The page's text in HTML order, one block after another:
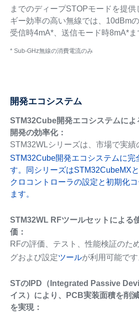
までのディープSTOPモードを提
ギー効率の高い無線では、10dBm
受信時4mA*、送信モード時8mA*ま
* Sub-GHz無線の消費電流のみ
開発エコシステム
STM32Cube開発エコシステムによ
開発の効率化：
STM32WLシリーズは、市場で実績
STM32Cube開発エコシステムに完
す。同シリーズはSTM32CubeMX
クロコントローラの設定と初期化
ます。
STM32WL RFツールセットによる
価：
RFの評価、テスト、性能検証のた
グおよび設定ツールが利用可能です
STのIPD（Integrated Passive
イス）により、PCB実装面積を削
を実現：